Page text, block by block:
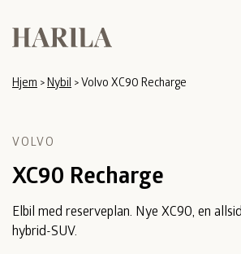
Hjem >Nybil >Volvo XC90 Recharge
VOLVO
XC90 Recharge
Elbil med reserveplan. Nye XC90, en
hybrid-SUV.